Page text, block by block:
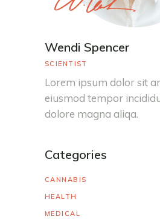
Wendi Spencer
SCIENTIST
Lorem ipsum dolor sit
eiusmod tempor
dolore magna aliqa.
Categories
CANNABIS
HEALTH
MEDICAL